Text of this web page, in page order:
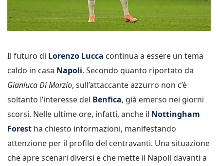
Il futuro di Lorenzo Lucca continua a essere un tema
caldo in casa Napoli. Secondo quanto riportato da
Gianluca Di Marzio, sull’attaccante azzurro non c’è
soltanto l’interesse del Benfica, già emerso nei giorni
scorsi. Nelle ultime ore, infatti, anche il Nottingham
Forest ha chiesto informazioni, manifestando
attenzione per il profilo del centravanti. Una situazione
che apre scenari diversi e che mette il Napoli davanti a